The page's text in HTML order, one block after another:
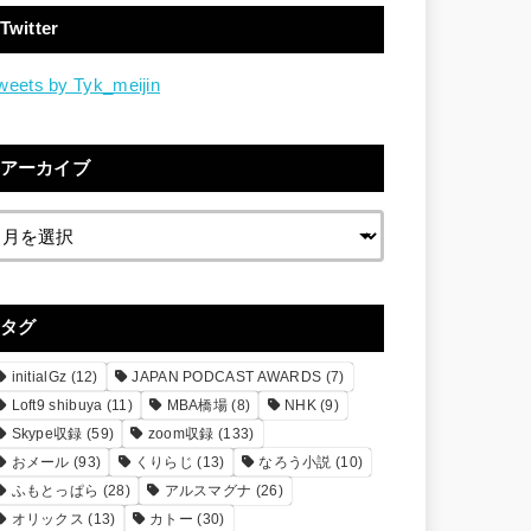
Twitter
by Tyk_meijin
アーカイブ
タグ
initialGz (12) JAPAN PODCAST AWARDS (7)
Loft9 shibuya (11) MBA橋場 (8) NHK (9)
Skype収録 (59) zoom収録 (133)
おメール (93) くりらじ (13) なろう小説 (10)
ふもとっぱら (28) アルスマグナ (26)
オリックス (13) カトー (30)